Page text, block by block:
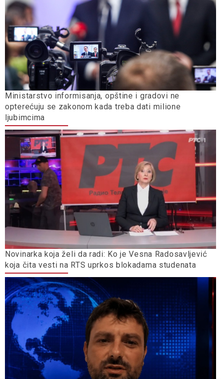
Ministarstvo informisanja, opštine i gradovi ne
opterećuju se zakonom kada treba dati milione
ljubimcima
Novinarka koja želi da radi: Ko je Vesna Radosavljević
koja čita vesti na RTS uprkos blokadama studenata